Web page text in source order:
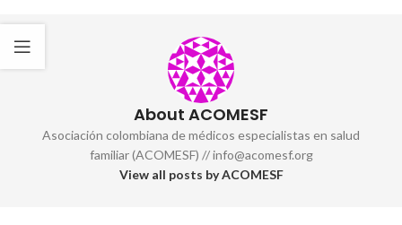
About ACOMESF
Asociación colombiana de médicos especialistas en salud
familiar (ACOMESF) // info@acomesf.org
View all posts by ACOMESF